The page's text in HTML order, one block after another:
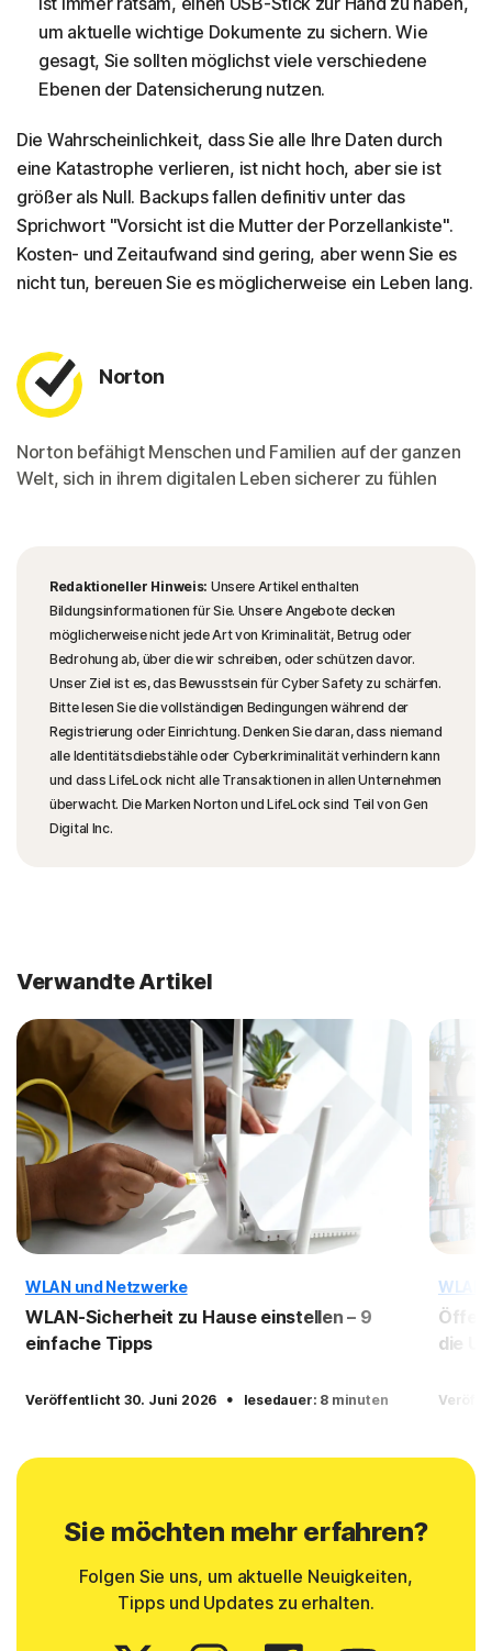
um aktuelle wichtige Dokumente zu sichern. Wie
gesagt, Sie sollten möglichst viele verschiedene
Ebenen der Datensicherung nutzen.
Die Wahrscheinlichkeit, dass Sie alle Ihre Daten durch
eine Katastrophe verlieren, ist nicht hoch, aber sie ist
größer als Null. Backups fallen definitiv unter das
Sprichwort "Vorsicht ist die Mutter der Porzellankiste".
Kosten- und Zeitaufwand sind gering, aber wenn Sie es
nicht tun, bereuen Sie es möglicherweise ein Leben lang.
Norton
Norton befähigt Menschen und Familien auf der ganzen
Welt, sich in ihrem digitalen Leben sicherer zu fühlen
Redaktioneller Hinweis: Unsere Artikel enthalten
Bildungsinformationen für Sie. Unsere Angebote decken
möglicherweise nicht jede Art von Kriminalität, Betrug oder
Bedrohung ab, über die wir schreiben, oder schützen davor.
Unser Ziel ist es, das Bewusstsein für Cyber Safety zu schärfen.
Bitte lesen Sie die vollständigen Bedingungen während der
Registrierung oder Einrichtung. Denken Sie daran, dass niemand
alle Identitätsdiebstähle oder Cyberkriminalität verhindern kann
und dass LifeLock nicht alle Transaktionen in allen Unternehmen
überwacht. Die Marken Norton und LifeLock sind Teil von Gen
Digital Inc.
Verwandte Artikel
WLAN und Netzwerke
WLAN-Sicherheit zu Hause einstellen – 9
einfache Tipps
Veröffentlicht 30. Juni 2026 · lesedauer: 8 minuten
WLAN
die
Sie möchten mehr erfahren?
Folgen Sie uns, um aktuelle Neuigkeiten,
Tipps und Updates zu erhalten.